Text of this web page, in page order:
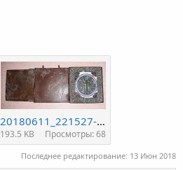
20180611_221527-1024x459.jpg
193.5 KB Просмотры: 68
Последнее редактирование: 13 Июн 2018